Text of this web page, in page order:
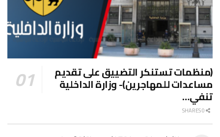
(منظمات تستنكر التضييق على تقديم
مساعدات للمهاجرين)- وزارة الداخلية
تنفي…